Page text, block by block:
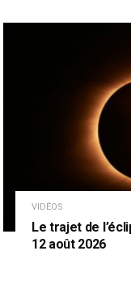
VIDÉOS
Le trajet de
12 août 2026